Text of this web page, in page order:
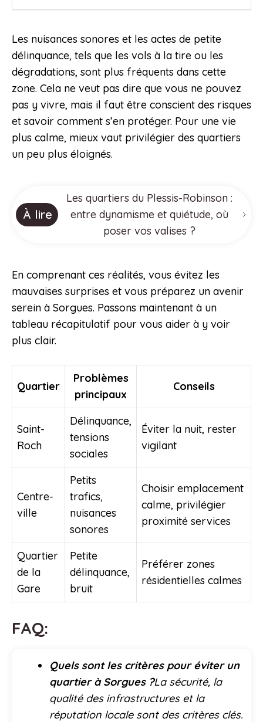
Les nuisances sonores et les actes de petite
délinquance, tels que les vols à la tire ou les
dégradations, sont plus fréquents dans cette
zone. Cela ne veut pas dire que vous ne pouvez
pas y vivre, mais il faut être conscient des risques
et savoir comment s’en protéger. Pour une vie
plus calme, mieux vaut privilégier des quartiers
un peu plus éloignés.
À lire
Les quartiers du Plessis-Robinson :
entre dynamisme et quiétude, où
poser vos valises ?
En comprenant ces réalités, vous évitez les
mauvaises surprises et vous préparez un avenir
serein à Sorgues. Passons maintenant à un
tableau récapitulatif pour vous aider à y voir
plus clair.
Quartier
Problèmes
principaux
Conseils
Saint-
Roch
Délinquance,
tensions
sociales
Éviter la nuit, rester
vigilant
Centre-
ville
Petits
trafics,
nuisances
sonores
Choisir emplacement
calme, privilégier
proximité services
Quartier
de la
Gare
Petite
délinquance,
bruit
Préférer zones
résidentielles calmes
FAQ:
Quels sont les critères pour éviter un
quartier à Sorgues ?La sécurité, la
qualité des infrastructures et la
réputation locale sont des critères clés.